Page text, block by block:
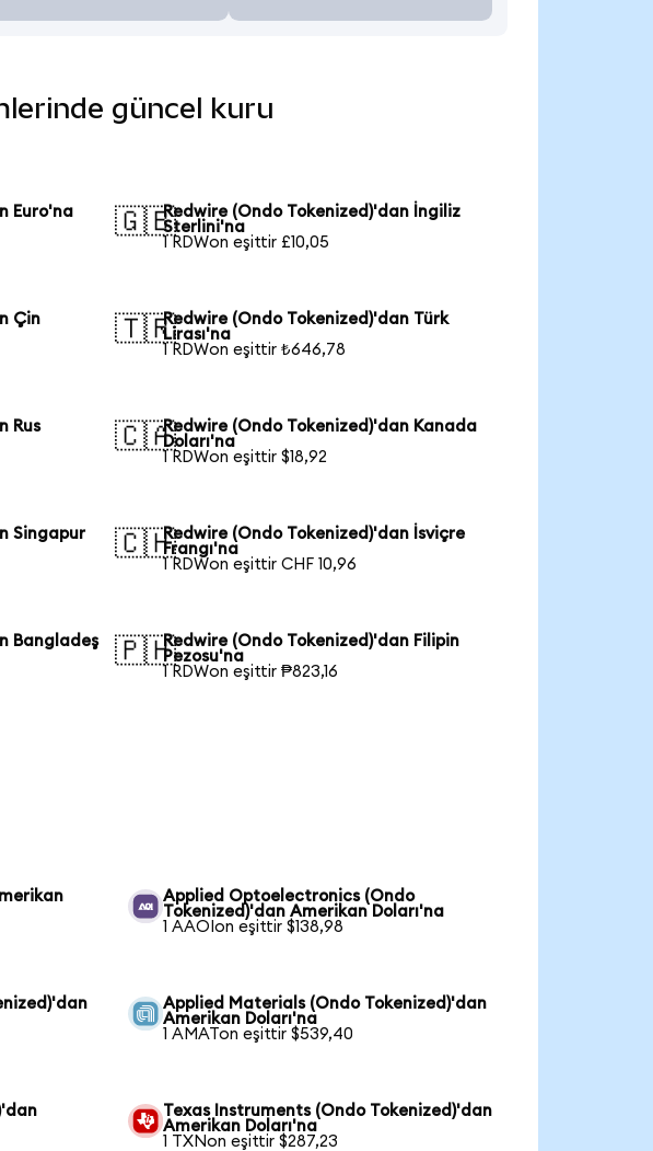
güncel kuru
Euro'na
🇬🇧Redwire (Ondo Tokenized)'dan İngiliz
Sterlini'na
1 RDWon eşittir £10,05
Çin
🇹🇷Redwire (Ondo Tokenized)'dan Türk
Lirası'na
1 RDWon eşittir ₺646,78
Rus
🇨🇦Redwire (Ondo Tokenized)'dan Kanada
Doları'na
1 RDWon eşittir $18,92
Singapur
🇨🇭Redwire (Ondo Tokenized)'dan İsviçre
Frangı'na
1 RDWon eşittir CHF 10,96
Bangladeş
🇵🇭Redwire (Ondo Tokenized)'dan Filipin
Pezosu'na
1 RDWon eşittir ₱823,16
Applied Optoelectronics (Ondo
Tokenized)'dan Amerikan Doları'na
1 AAOIon eşittir $138,98
Applied Materials (Ondo Tokenized)'dan
Amerikan Doları'na
1 AMATon eşittir $539,40
Texas Instruments (Ondo Tokenized)'dan
Amerikan Doları'na
1 TXNon eşittir $287,23